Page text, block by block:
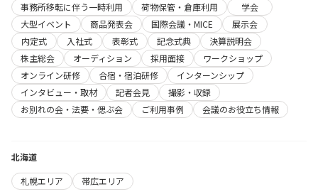
事務所移転に伴う一時利用
荷物保管・倉庫利用
学会
大型イベント
商品発表会 国際会議・MICE
展示会
内定式
入社式 表彰式 記念式典
決算説明会
株主総会
オーディション 採用面接
ワークショップ
オンライン研修
合宿・宿泊研修
インターンシップ
インタビュー・取材
記者会見
撮影・収録
お別れの会・法要・偲ぶ会
ご利用事例 会議のお役立ち情報
北海道
札幌エリア
帯広エリア